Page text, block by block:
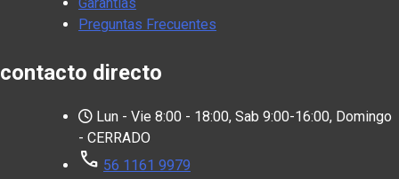
Preguntas Frecuentes
contacto directo
Lun - Vie 8:00 - 18:00, Sab 9:00-16:00, Domingo
- CERRADO
call 56 1161 9979